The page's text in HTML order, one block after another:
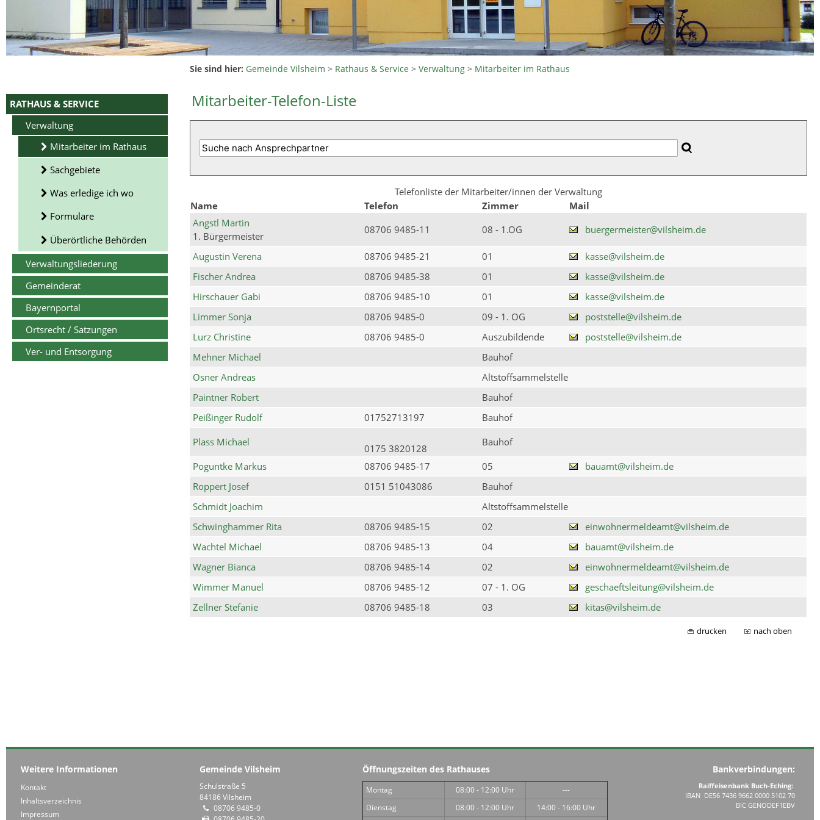
RATHAUS & SERVICE
Verwaltung
Mitarbeiter im Rathaus
Sachgebiete
Was erledige ich wo
Formulare
Überörtliche Behörden
Verwaltungsliederung
Gemeinderat
Bayernportal
Ortsrecht / Satzungen
Ver- und Entsorgung
Sie sind hier: Gemeinde Vilsheim > Rathaus & Service >Verwaltung > Mitarbeiter im Rathaus
Mitarbeiter-Telefon-Liste
Telefonliste der Mitarbeiter/innen der Verwaltung
Name
Telefon Zimmer
Mail
Angstl Martin
1. Bürgermeister
08706 9485-11 08 - 1.OG buergermeister@vilsheim.de
Augustin Verena 08706 9485-21 01
kasse@vilsheim.de
Fischer Andrea
08706 9485-38 01
kasse@vilsheim.de
Hirschauer Gabi
08706 9485-10 01
kasse@vilsheim.de
Limmer Sonja
08706 9485-0 09 - 1. OG
poststelle@vilsheim.de
Lurz Christine
08706 9485-0 Auszubildende
poststelle@vilsheim.de
Mehner Michael
Bauhof
Osner Andreas
Altstoffsammelstelle
Paintner Robert
Bauhof
Peißinger Rudolf
01752713197
Bauhof
Plass Michael
0175 3820128
Bauhof
Poguntke Markus
08706 9485-17 05
bauamt@vilsheim.de
Roppert Josef
0151 51043086
Bauhof
Schmidt Joachim
Altstoffsammelstelle
Schwinghammer Rita
08706 9485-15 02
einwohnermeldeamt@vilsheim.de
Wachtel Michael
08706 9485-13 04
bauamt@vilsheim.de
Wagner Bianca
08706 9485-14 02
einwohnermeldeamt@vilsheim.de
Wimmer Manuel
08706 9485-12 07 - 1. OG
geschaeftsleitung@vilsheim.de
Zellner Stefanie
08706 9485-18 03 kitas@vilsheim.de
drucken nach oben
Weitere Informationen
Kontakt
Inhaltsverzeichnis
Impressum
Gemeinde Vilsheim
Schulstraße 5
84186 Vilsheim
08706 9485-0
Öffnungszeiten des Rathauses
Montag 08:00 - 12:00 Uhr
---
Dienstag
08:00 - 12:00 Uhr
14:00 - 16:00 Uhr
Bankverbindungen:
Raiffeisenbank Buch-Eching:
IBAN DE56 7436 9662 0000 5102 70
BIC GENODEF1EBV